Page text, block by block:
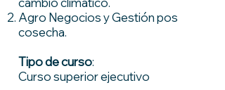
Agro Negocios y Gestión pos
cosecha.
Tipo de curso:
Curso superior ejecutivo